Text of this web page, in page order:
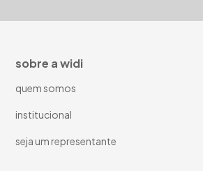
sobre a widi
quem somos
institucional
seja um representante